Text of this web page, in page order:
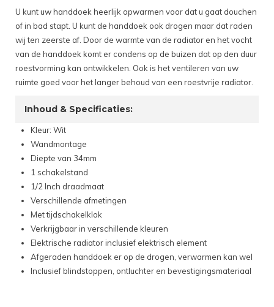
U kunt uw handdoek heerlijk opwarmen voor dat u gaat douchen
of in bad stapt. U kunt de handdoek ook drogen maar dat raden
wij ten zeerste af. Door de warmte van de radiator en het vocht
van de handdoek komt er condens op de buizen dat op den duur
roestvorming kan ontwikkelen. Ook is het ventileren van uw
ruimte goed voor het langer behoud van een roestvrije radiator.
Inhoud & Specificaties:
Kleur: Wit
Wandmontage
Diepte van 34mm
1 schakelstand
1/2 Inch draadmaat
Verschillende afmetingen
Met tijdschakelklok
Verkrijgbaar in verschillende kleuren
Elektrische radiator inclusief elektrisch element
Afgeraden handdoek er op de drogen, verwarmen kan wel
Inclusief blindstoppen, ontluchter en bevestigingsmateriaal